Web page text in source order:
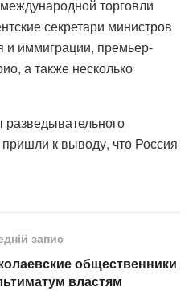
торговли
секретари министров
и иммиграции, премьер-
а также несколько
разведывательного
к выводу, что Россия
запис
общественники
властям